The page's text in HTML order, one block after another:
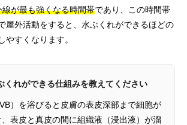
が最も強くなる時間帯であり、この時間帯
屋外活動をすると、水ぶくれができるほどの
やすくなります。
くれができる仕組みを教えてください
）を浴びると皮膚の表皮深部まで細胞が
表皮と真皮の間に組織液（浸出液）が溜